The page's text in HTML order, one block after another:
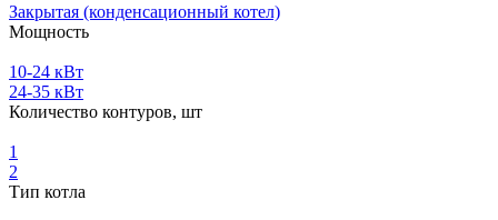
Закрытая (конденсационный котел)
Мощность
10-24 кВт
24-35 кВт
Количество контуров, шт
1
2
Тип котла